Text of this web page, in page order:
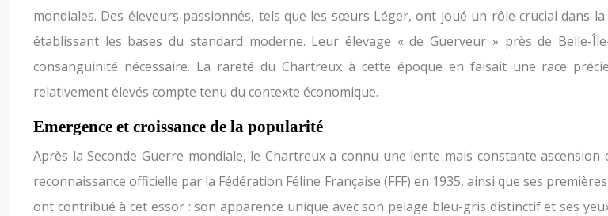
mondiales. Des éleveurs passionnés, tels que les sœurs Léger, ont joué un rôle crucial dans
établissant les bases du standard moderne. Leur élevage « de Guerveur » près de Belle-
consanguinité nécessaire. La rareté du Chartreux à cette époque en faisait une race
relativement élevés compte tenu du contexte économique.
Emergence et croissance de la popularité
Après la Seconde Guerre mondiale, le Chartreux a connu une lente mais constante
reconnaissance officielle par la Fédération Féline Française (FFF) en 1935, ainsi que ses
ont contribué à cet essor : son apparence unique avec son pelage bleu-gris distinctif et ses